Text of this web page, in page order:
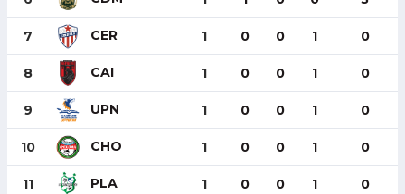
7 CER 1 0 0 1 0
8 CAI 1 0 0 1 0
9 UPN 1 0 0 1 0
10 CHO 1 0 0 1 0
11 PLA 1 0 0 1 0